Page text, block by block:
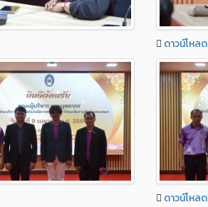
ดาวน์โหลด
ดาวน์โหลด